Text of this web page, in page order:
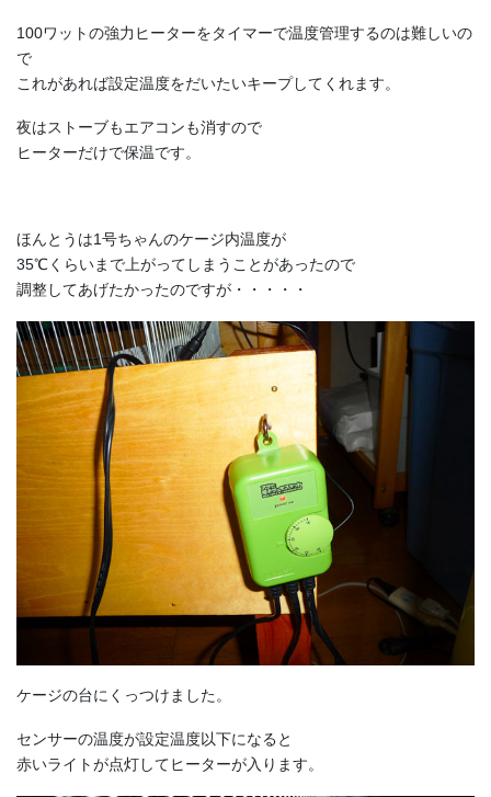
100ワットの強力ヒーターをタイマーで温度管理するのは難しいの
で
これがあれば設定温度をだいたいキープしてくれます。
夜はストーブもエアコンも消すので
ヒーターだけで保温です。
ほんとうは1号ちゃんのケージ内温度が
35℃くらいまで上がってしまうことがあったので
調整してあげたかったのですが・・・・・
ケージの台にくっつけました。
センサーの温度が設定温度以下になると
赤いライトが点灯してヒーターが入ります。